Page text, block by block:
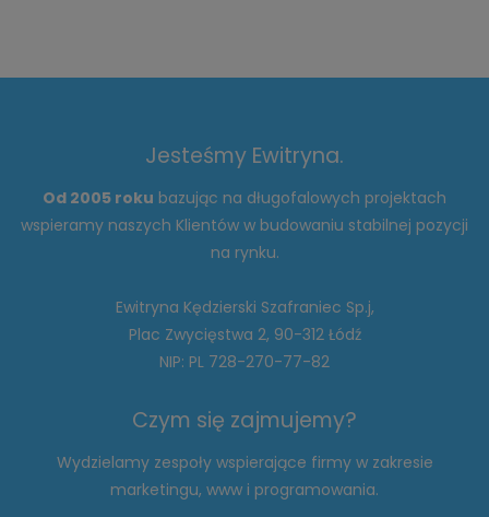
Jesteśmy Ewitryna.
Od 2005 roku bazując na długofalowych projektach
wspieramy naszych Klientów w budowaniu stabilnej pozycji
na rynku.
Ewitryna Kędzierski Szafraniec Sp.j,
Plac Zwycięstwa 2, 90-312 Łódź
NIP: PL 728-270-77-82
Czym się zajmujemy?
Wydzielamy zespoły wspierające firmy w zakresie
marketingu, www i programowania.